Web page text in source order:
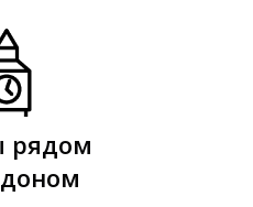
рядом